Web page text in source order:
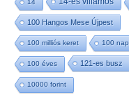
14
100 Hangos Mese Újpest
100 milliós keret 100 nap
100 éves 121-es busz
10000 forint